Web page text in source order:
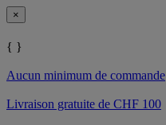
×
{ }
Aucun minimum de commande
Livraison gratuite de CHF 100